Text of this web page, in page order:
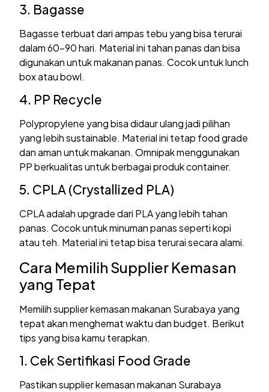
3. Bagasse
Bagasse terbuat dari ampas tebu yang bisa terurai
dalam 60-90 hari. Material ini tahan panas dan bisa
digunakan untuk makanan panas. Cocok untuk lunch
box atau bowl.
4. PP Recycle
Polypropylene yang bisa didaur ulang jadi pilihan
yang lebih sustainable. Material ini tetap food grade
dan aman untuk makanan. Omnipak menggunakan
PP berkualitas untuk berbagai produk container.
5. CPLA (Crystallized PLA)
CPLA adalah upgrade dari PLA yang lebih tahan
panas. Cocok untuk minuman panas seperti kopi
atau teh. Material ini tetap bisa terurai secara alami.
Cara Memilih Supplier Kemasan
yang Tepat
Memilih supplier kemasan makanan Surabaya yang
tepat akan menghemat waktu dan budget. Berikut
tips yang bisa kamu terapkan.
1. Cek Sertifikasi Food Grade
Pastikan supplier kemasan makanan Surabaya